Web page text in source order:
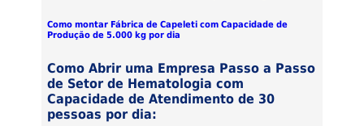
Como montar Fábrica de Capeleti com Capacidade de
Produção de 5.000 kg por dia
Como Abrir uma Empresa Passo a Passo
de Setor de Hematologia com
Capacidade de Atendimento de 30
pessoas por dia: